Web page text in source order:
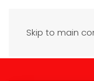
Skip to main